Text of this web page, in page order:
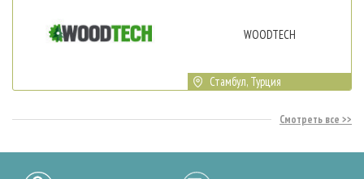
WOODTECH
Стамбул, Турция
Смотреть все